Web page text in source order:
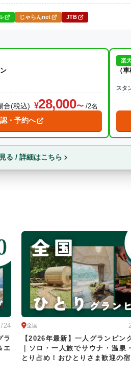
分とアクセスも良好です。
じゃらんnet JTB
合(税込) 28,000 /2名
・予約へ
楽
（
スタ
る / 詳細はこちら
24
ラ
エ
全国
【2026年最新】一人グランピン
｜ソロ・一人旅でサウナ・温泉
とり占め！おひとりさま歓迎の宿